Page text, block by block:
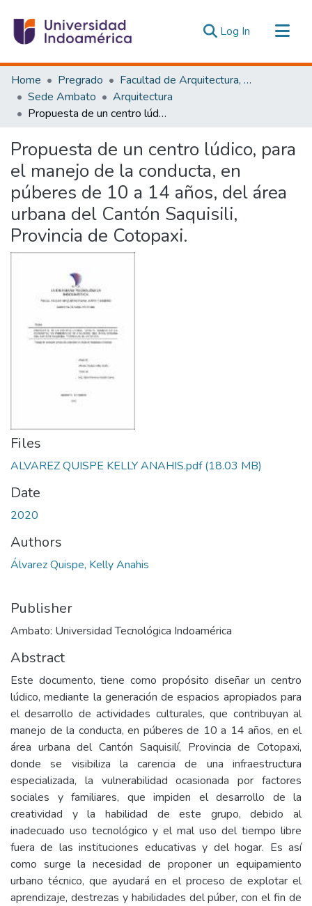
Log In (current)
Communities & Collections
All of DSpace
Statistics
Home Pregrado
Facultad de Arquitectura, Artes y Diseño
Sede Ambato
Arquitectura
Propuesta de un centro lúdico, para el manejo de la conducta, en púberes de 10 a 14 años, del área urbana del Cantón Saquisili, Provincia de Cotopaxi.
Propuesta de un centro lúdico, para
el manejo de la conducta, en
púberes de 10 a 14 años, del área
urbana del Cantón Saquisili,
Provincia de Cotopaxi.
Files
ALVAREZ QUISPE KELLY ANAHIS.pdf(18.03 MB)
Date
2020
Authors
Álvarez Quispe, Kelly Anahis
Publisher
Ambato: Universidad Tecnológica Indoamérica
Abstract
Este documento, tiene como propósito diseñar un centro
lúdico, mediante la generación de espacios apropiados para
el desarrollo de actividades culturales, que contribuyan al
manejo de la conducta, en púberes de 10 a 14 años, en el
área urbana del Cantón Saquisilí, Provincia de Cotopaxi,
donde se visibiliza la carencia de una infraestructura
especializada, la vulnerabilidad ocasionada por factores
sociales y familiares, que impiden el desarrollo de la
creatividad y la habilidad de este grupo, debido al
inadecuado uso tecnológico y el mal uso del tiempo libre
fuera de las instituciones educativas y del hogar. Es así
como surge la necesidad de proponer un equipamiento
urbano técnico, que ayudará en el proceso de explotar el
aprendizaje, destrezas y habilidades del púber, con el fin de